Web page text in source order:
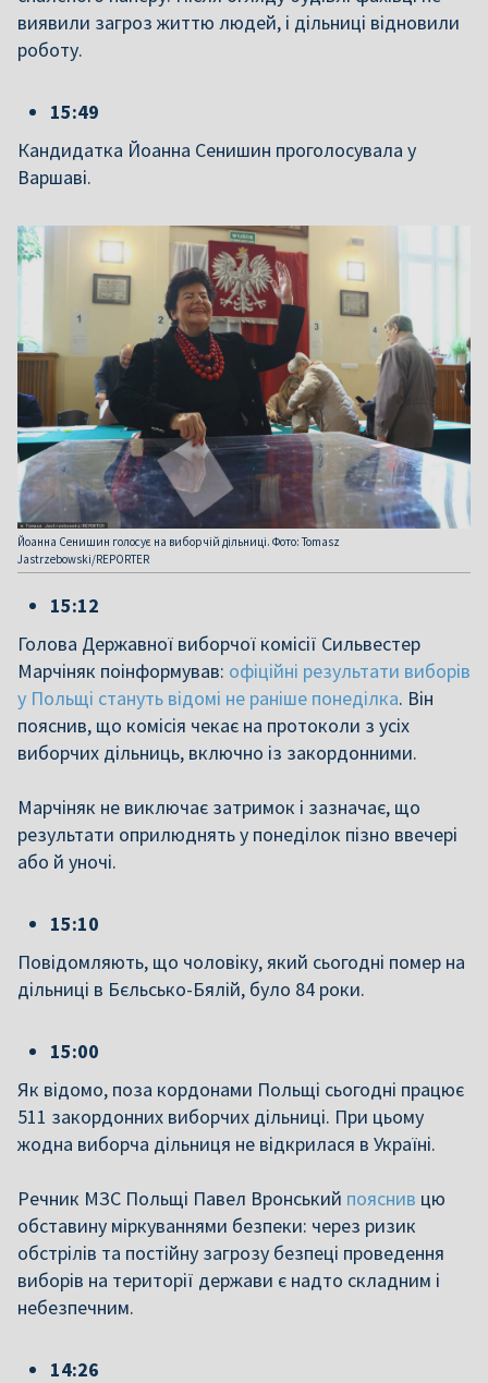
виявили загроз життю людей, і дільниці відновили
роботу.
15:49
Кандидатка Йоанна Сенишин проголосувала у
Варшаві.
Йоанна Сенишин голосує на виборчій дільниці. Фото: Tomasz
Jastrzebowski/REPORTER
15:12
Голова Державної виборчої комісії Сильвестер
Марчіняк поінформував: офіційні результати виборів
у Польщі стануть відомі не раніше понеділка. Він
пояснив, що комісія чекає на протоколи з усіх
виборчих дільниць, включно із закордонними.
Марчіняк не виключає затримок і зазначає, що
результати оприлюднять у понеділок пізно ввечері
або й уночі.
15:10
Повідомляють, що чоловіку, який сьогодні помер на
дільниці в Бєльсько-Бялій, було 84 роки.
15:00
Як відомо, поза кордонами Польщі сьогодні працює
511 закордонних виборчих дільниці. При цьому
жодна виборча дільниця не відкрилася в Україні.
Речник МЗС Польщі Павел Вронський пояснив цю
обставину міркуваннями безпеки: через ризик
обстрілів та постійну загрозу безпеці проведення
виборів на території держави є надто складним і
небезпечним.
14:26